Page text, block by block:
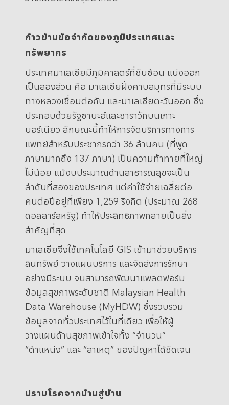
ก้าวข้ามข้อจำกัดของภูมิประเทศและ
ทรัพยากร
ประเทศมาเลเซียมีภูมิศาสตร์ที่ซับซ้อน แบ่งออก
เป็นสองส่วน คือ มาเลเซียฝั่งคาบสมุทรที่มีระบบ
ทางหลวงเชื่อมต่อกัน และมาเลเซียตะวันออก ซึ่ง
ประกอบด้วยรัฐซาบะฮ์และซาราวักบนเกาะ
บอร์เนียว ลักษณะนี้ทำให้การจัดบริการทางการ
แพทย์สำหรับประชากรกว่า 36 ล้านคน (ที่พูด
ภาษามากถึง 137 ภาษา) เป็นความท้าทายที่ใหญ่
ไม่น้อย แม้งบประมาณด้านสาธารณสุขจะเป็น
ลำดับที่สองของประเทศ แต่ค่าใช้จ่ายเฉลี่ยต่อ
คนต่อปีอยู่ที่เพียง 1,259 ริงกิต (ประมาณ 268
ดอลลาร์สหรัฐ) ทำให้ประสิทธิภาพกลายเป็นสิ่ง
สำคัญที่สุด
มาเลเซียจึงใช้เทคโนโลยี GIS เข้ามาช่วยบริหาร
สินทรัพย์ วางแผนบริการ และจัดส่งการรักษา
อย่างมีระบบ จนสามารถพัฒนาแพลตฟอร์ม
ข้อมูลสุขภาพระดับชาติ Malaysian Health
Data Warehouse (MyHDW) ซึ่งรวบรวม
ข้อมูลจากทั่วประเทศไว้ในที่เดียว เพื่อให้ผู้
วางแผนด้านสุขภาพเข้าใจทั้ง “จำนวน”
“ตำแหน่ง” และ “สาเหตุ” ของปัญหาได้ชัดเจน
ปราบโรคจากบ้านสู่บ้าน